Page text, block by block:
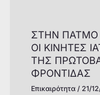
ΣΤΗΝ ΠΑΤΜΟ
ΟΙ ΚΙΝΗΤΕΣ
ΤΗΣ
ΦΡΟΝΤΙΔΑΣ
Επικαιρότητα/ 21/